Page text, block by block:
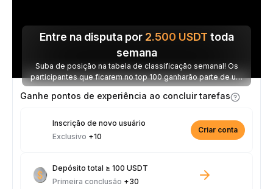
Entre na disputa por 2.500 USDT toda
semana
Suba de posição na tabela de classificação semanal! Os
participantes que ficarem no top 100 ganharão parte de um
prêmio de 2.500 USDT toda semana.
Ganhe pontos de experiência ao concluir tarefas
Inscrição de novo usuário
Exclusivo +10
Criar conta
Depósito total ≥ 100 USDT
Primeira conclusão +30